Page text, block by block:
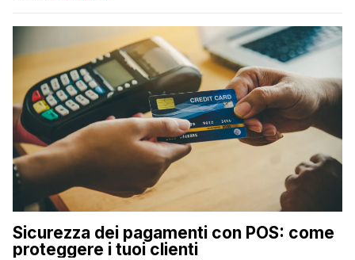
Sicurezza dei pagamenti con POS: come
proteggere i tuoi clienti